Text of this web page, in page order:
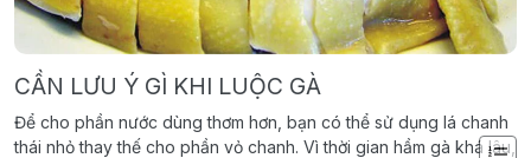
CẦN LƯU Ý GÌ KHI LUỘC GÀ
Để cho phần nước dùng thơm hơn, bạn có thể sử dụng lá chanh
thái nhỏ thay thế cho phần vỏ chanh. Vì thời gian hầm gà khá lâu,